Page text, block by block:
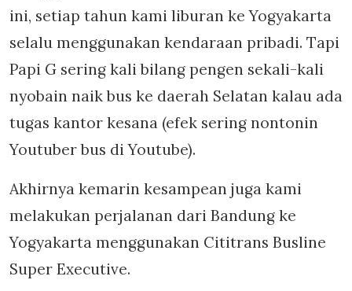
ini, setiap tahun kami liburan ke Yogyakarta
selalu menggunakan kendaraan pribadi. Tapi
Papi G sering kali bilang pengen sekali-kali
nyobain naik bus ke daerah Selatan kalau ada
tugas kantor kesana (efek sering nontonin
Youtuber bus di Youtube).
Akhirnya kemarin kesampean juga kami
melakukan perjalanan dari Bandung ke
Yogyakarta menggunakan Cititrans Busline
Super Executive.